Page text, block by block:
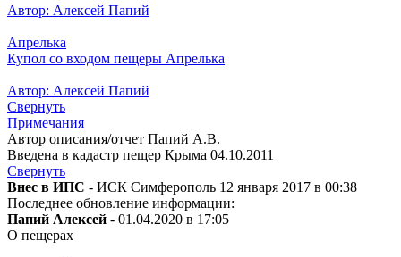
Автор: Алексей Папий
Апрелька
Купол со входом пещеры Апрелька
Автор: Алексей Папий
Свернуть
Примечания
Автор описания/отчет Папий А.В.
Введена в кадастр пещер Крыма 04.10.2011
Свернуть
Внес в ИПС - ИСК Симферополь 12 января 2017 в 00:38
Последнее обновление информации:
Папий Алексей - 01.04.2020 в 17:05
О пещерах